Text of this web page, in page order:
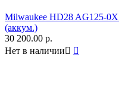
Milwaukee HD28 AG125-
(аккум.)
30 200.00 р.
Нет в наличии 